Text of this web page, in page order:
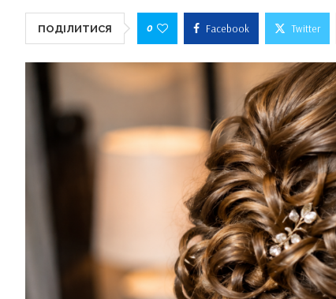
ПОДІЛИТИСЯ 0 Facebook Twitter